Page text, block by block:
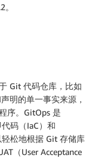
Git 代码仓库，比如
明的单一事实来源，
序。GitOps 是
码（IaC）和
松地根据 Git 存储库
（User Acceptance